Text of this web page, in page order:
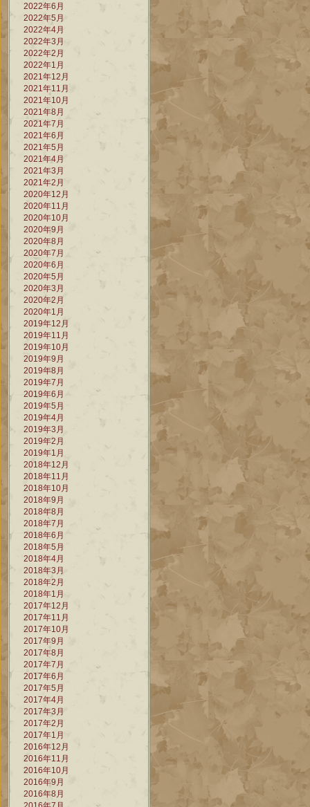
2022年6月
2022年5月
2022年4月
2022年3月
2022年2月
2022年1月
2021年12月
2021年11月
2021年10月
2021年8月
2021年7月
2021年6月
2021年5月
2021年4月
2021年3月
2021年2月
2020年12月
2020年11月
2020年10月
2020年9月
2020年8月
2020年7月
2020年6月
2020年5月
2020年3月
2020年2月
2020年1月
2019年12月
2019年11月
2019年10月
2019年9月
2019年8月
2019年7月
2019年6月
2019年5月
2019年4月
2019年3月
2019年2月
2019年1月
2018年12月
2018年11月
2018年10月
2018年9月
2018年8月
2018年7月
2018年6月
2018年5月
2018年4月
2018年3月
2018年2月
2018年1月
2017年12月
2017年11月
2017年10月
2017年9月
2017年8月
2017年7月
2017年6月
2017年5月
2017年4月
2017年3月
2017年2月
2017年1月
2016年12月
2016年11月
2016年10月
2016年9月
2016年8月